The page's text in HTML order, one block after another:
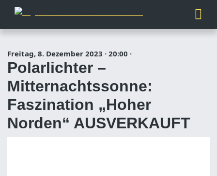
Freitag, 8. Dezember 2023 · 20:00 ·
Polarlichter –
Mitternachtssonne:
Faszination „Hoher
Norden“ AUSVERKAUFT